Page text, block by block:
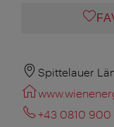
Spittelauer
+43 0810